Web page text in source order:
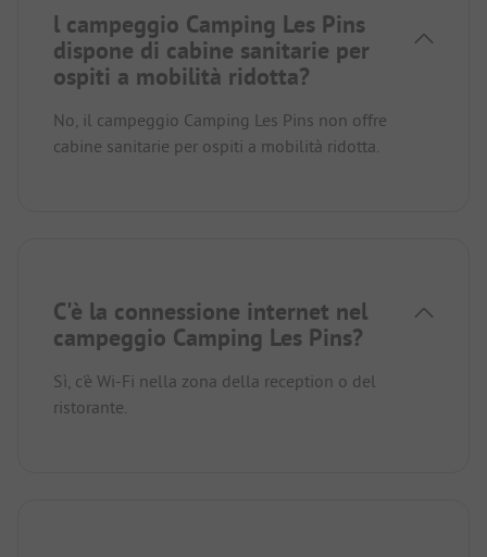
l campeggio Camping Les Pins
dispone di cabine sanitarie per
ospiti a mobilità ridotta?
No, il campeggio Camping Les Pins non offre
cabine sanitarie per ospiti a mobilità ridotta.
C'è la connessione internet nel
campeggio Camping Les Pins?
Sì, c'è Wi-Fi nella zona della reception o del
ristorante.